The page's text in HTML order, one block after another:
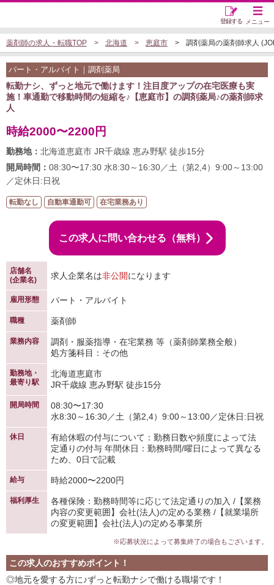
メニュー
登録する
薬剤師の求人・転職TOP 北海道 恵庭市 調剤薬局の薬剤師求人
パート・アルバイト｜調剤薬局
転勤ナシ、ずっと地元で働けます！注目度アップの在宅医療も実
施！車通勤で移動時間の短縮を♪【恵庭市】の調剤薬局♪の薬剤師求
人
時給2000〜2200円
勤務地： 北海道恵庭市 JR千歳線 恵み野駅 徒歩15分
開局時間： 08:30〜17:30 水8:30～16:30／土（第2,4）9:00～13:00
／定休日:日祝
転勤なし 自動車通勤可 在宅業務あり
この求人に問い合わせる（無料）
店舗名
(企業名)
求人企業名は非公開になります
雇用形態 パート・アルバイト
職種 薬剤師
業務内容
調剤・服薬指導・在宅業務 等（薬剤師業務全般）
処方箋科目：その他
勤務地・
最寄り駅
北海道恵庭市
JR千歳線 恵み野駅 徒歩15分
開局時間
08:30〜17:30
水8:30～16:30／土（第2,4）9:00～13:00／定休日:日祝
休日
有給休暇の付与について：勤務日数や頻度によって法
定通りの付与 年間休日：勤務時間/曜日によって異なる
ため、0日で記載
給与 時給2000〜2200円
福利厚生
各種保険：勤務時間等に応じて法定通りの加入 /【業務
内容の変更範囲】会社(法人)の定める業務 /【就業場所
の変更範囲】会社(法人)の定める事業所
※応募状況によって募集終了の場合もございます。
この求人のおすすめポイント！
◎地元を愛する方に♪ずっと転勤ナシで働ける職場です！